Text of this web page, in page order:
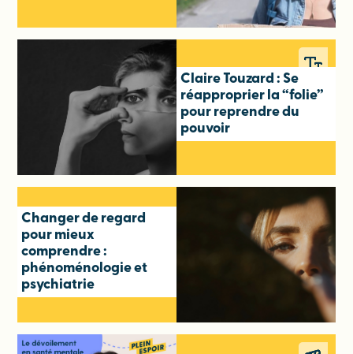
Claire Touzard : Se
réapproprier la “folie”
pour reprendre du
pouvoir
Changer de regard
pour mieux
comprendre :
phénoménologie et
psychiatrie